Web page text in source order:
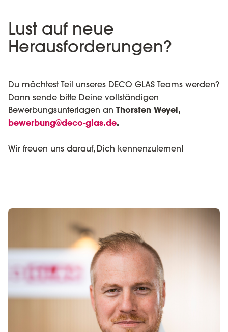
Lust auf neue
Herausforderungen?
Du möchtest Teil unseres DECO GLAS Teams werden?
Dann sende bitte Deine vollständigen
Bewerbungsunterlagen an Thorsten Weyel,
bewerbung@deco-glas.de.
Wir freuen uns darauf, Dich kennenzulernen!